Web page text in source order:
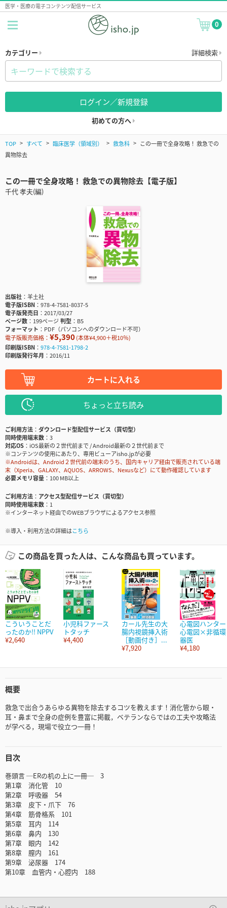
医学・医療の電子コンテンツ配信サービス
0
カテゴリー 詳細検索
ログイン／新規登録
初めての方へ
TOP すべて 臨床医学（領域別） 救急科
この一冊で全身攻略！ 救急での
異物除去
この一冊で全身攻略！ 救急での異物除去【電子版】
千代 孝夫(編)
出版社
羊土社
電子版ISBN
978-4-7581-8037-5
電子版発売日
2017/03/27
ページ数
199ページ判型
B5
フォーマット
PDF（パソコンへのダウンロード不可）
電子版販売価格： ¥5,390(本体¥4,900＋税10％)
印刷版ISBN
978-4-7581-1798-2
印刷版発行年月
2016/11
カートに入れる
ちょっと立ち読み
ご利用方法
ダウンロード型配信サービス（買切型）
同時使用端末数
3
対応OS
iOS最新の２世代前まで / Android最新の２世代前まで
※コンテンツの使用にあたり、専用ビューアisho.jpが必要
※Androidは、Android２世代前の端末のうち、国内キャリア経由で販売されている端
末（Xperia、GALAXY、AQUOS、ARROWS、Nexusなど）にて動作確認しています
必要メモリ容量
100 MB以上
ご利用方法
アクセス型配信サービス（買切型）
同時使用端末数
1
※インターネット経由でのWEBブラウザによるアクセス参照
※導入・利用方法の詳細はこちら
この商品を買った人は、こんな商品も買っています。
こういうことだ
ったのか!! NPPV
¥2,640
小児科ファース
トタッチ
¥4,400
カール先生の大
腸内視鏡挿入術
［動画付き］...
¥7,920
心電図ハンター
心電図×非循環
器医
¥4,180
概要
救急で出合うあらゆる異物を除去するコツを教えます！消化管から眼・
耳・鼻まで全身の症例を豊富に掲載，ベテランならではの工夫や攻略法
が学べる，現場で役立つ一冊！
目次
巻頭言 ─ERの机の上に一冊─ 3
第1章 消化管 10
第2章 呼吸器 54
第3章 皮下・爪下 76
第4章 筋骨格系 101
第5章 耳内 114
第6章 鼻内 130
第7章 眼内 142
第8章 膣内 161
第9章 泌尿器 174
第10章 血管内・心腔内 188